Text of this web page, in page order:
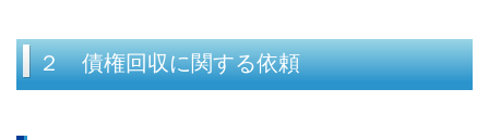
２ 債権回収に関する依頼